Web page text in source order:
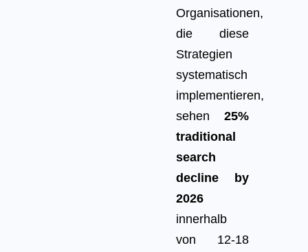
Organisationen,
die diese
Strategien
systematisch
implementieren,
sehen 25%
traditional
search
decline by
2026
innerhalb
von 12-18